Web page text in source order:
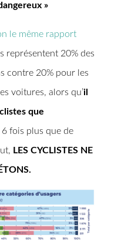
»
le même rapport
représentent 20% des
contre 20% pour les
voitures, alors qu’il
que
6 fois plus que de
LES CYCLISTES NE